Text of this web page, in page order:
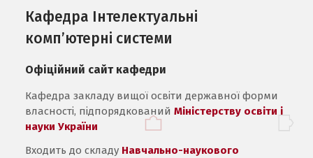
Кафедра Інтелектуальні
комп’ютерні системи
Офіційний сайт кафедри
Кафедра закладу вищої освіти державної форми
власності, підпорядкованийМіністерству освіти і
науки України
Входить до складу Навчально-наукового